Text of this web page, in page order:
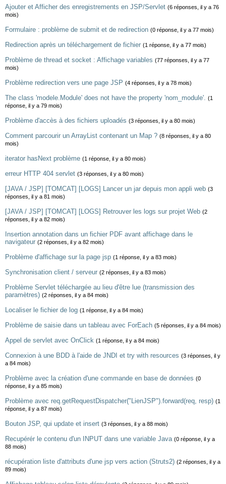
Ajouter et Afficher des enregistrements en JSP/Servlet (6 réponses, il y a 76
mois)
Formulaire : problème de submit et de redirection (0 réponse, il y a 77 mois)
Redirection après un téléchargement de fichier (1 réponse, il y a 77 mois)
Problème de thread et socket : Affichage variables (77 réponses, il y a 77
mois)
Problème redirection vers une page JSP (4 réponses, il y a 78 mois)
The class 'modele.Module' does not have the property 'nom_module'. (1
réponse, il y a 79 mois)
Problème d'accès à des fichiers uploadés (3 réponses, il y a 80 mois)
Comment parcourir un ArrayList contenant un Map ? (8 réponses, il y a 80
mois)
iterator hasNext problème (1 réponse, il y a 80 mois)
erreur HTTP 404 servlet (3 réponses, il y a 80 mois)
[JAVA / JSP] [TOMCAT] [LOGS] Lancer un jar depuis mon appli web (3
réponses, il y a 81 mois)
[JAVA / JSP] [TOMCAT] [LOGS] Retrouver les logs sur projet Web (2
réponses, il y a 82 mois)
Insertion annotation dans un fichier PDF avant affichage dans le
navigateur (2 réponses, il y a 82 mois)
Problème d'affichage sur la page jsp (1 réponse, il y a 83 mois)
Synchronisation client / serveur (2 réponses, il y a 83 mois)
Problème Servlet téléchargée au lieu d'être lue (transmission des
paramètres) (2 réponses, il y a 84 mois)
Localiser le fichier de log (1 réponse, il y a 84 mois)
Problème de saisie dans un tableau avec ForEach (5 réponses, il y a 84 mois)
Appel de servlet avec OnClick (1 réponse, il y a 84 mois)
Connexion à une BDD à l'aide de JNDI et try with resources (3 réponses, il y
a 84 mois)
Problème avec la création d'une commande en base de données (0
réponse, il y a 85 mois)
Problème avec req.getRequestDispatcher("LienJSP").forward(req, resp) (1
réponse, il y a 87 mois)
Bouton JSP, qui update et insert (3 réponses, il y a 88 mois)
Recupérér le contenu d'un INPUT dans une variable Java (0 réponse, il y a
88 mois)
récupération liste d'attributs d'une jsp vers action (Struts2) (2 réponses, il y a
89 mois)